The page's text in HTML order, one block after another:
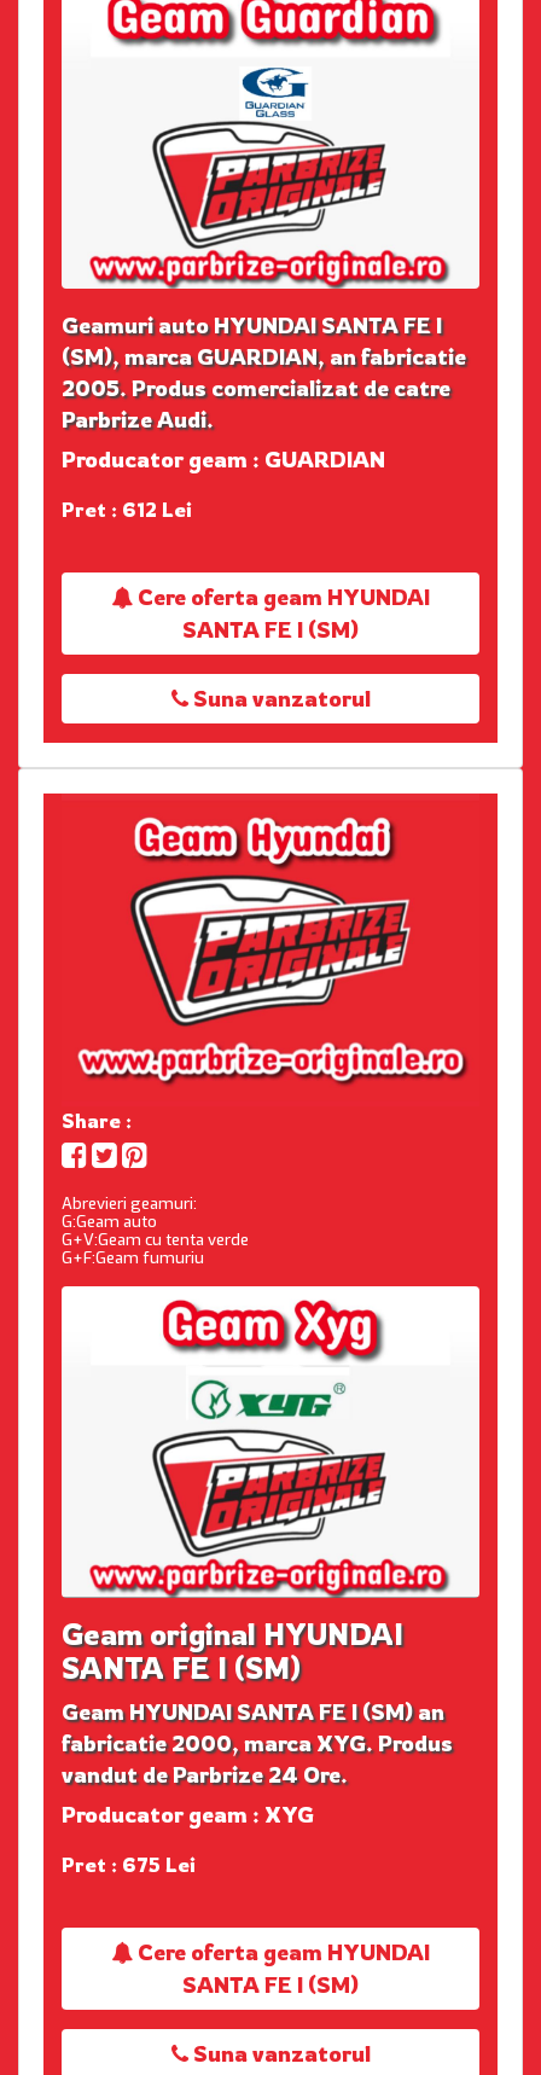
Geamuri auto HYUNDAI SANTA FE I
(SM), marca GUARDIAN, an fabricatie
2005. Produs comercializat de catre
Parbrize Audi.
Producator geam : GUARDIAN
Pret : 612 Lei
Cere oferta geam HYUNDAI
SANTA FE I (SM)
Suna vanzatorul
Share :
Abrevieri geamuri:
G:Geam auto
G+V:Geam cu tenta verde
G+F:Geam fumuriu
Geam original HYUNDAI
SANTA FE I (SM)
Geam HYUNDAI SANTA FE I (SM) an
fabricatie 2000, marca XYG. Produs
vandut de Parbrize 24 Ore.
Producator geam : XYG
Pret : 675 Lei
Cere oferta geam HYUNDAI
SANTA FE I (SM)
Suna vanzatorul